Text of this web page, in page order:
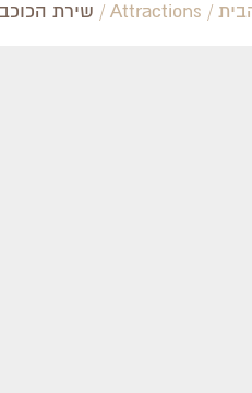
/
Attractions
/ שירת